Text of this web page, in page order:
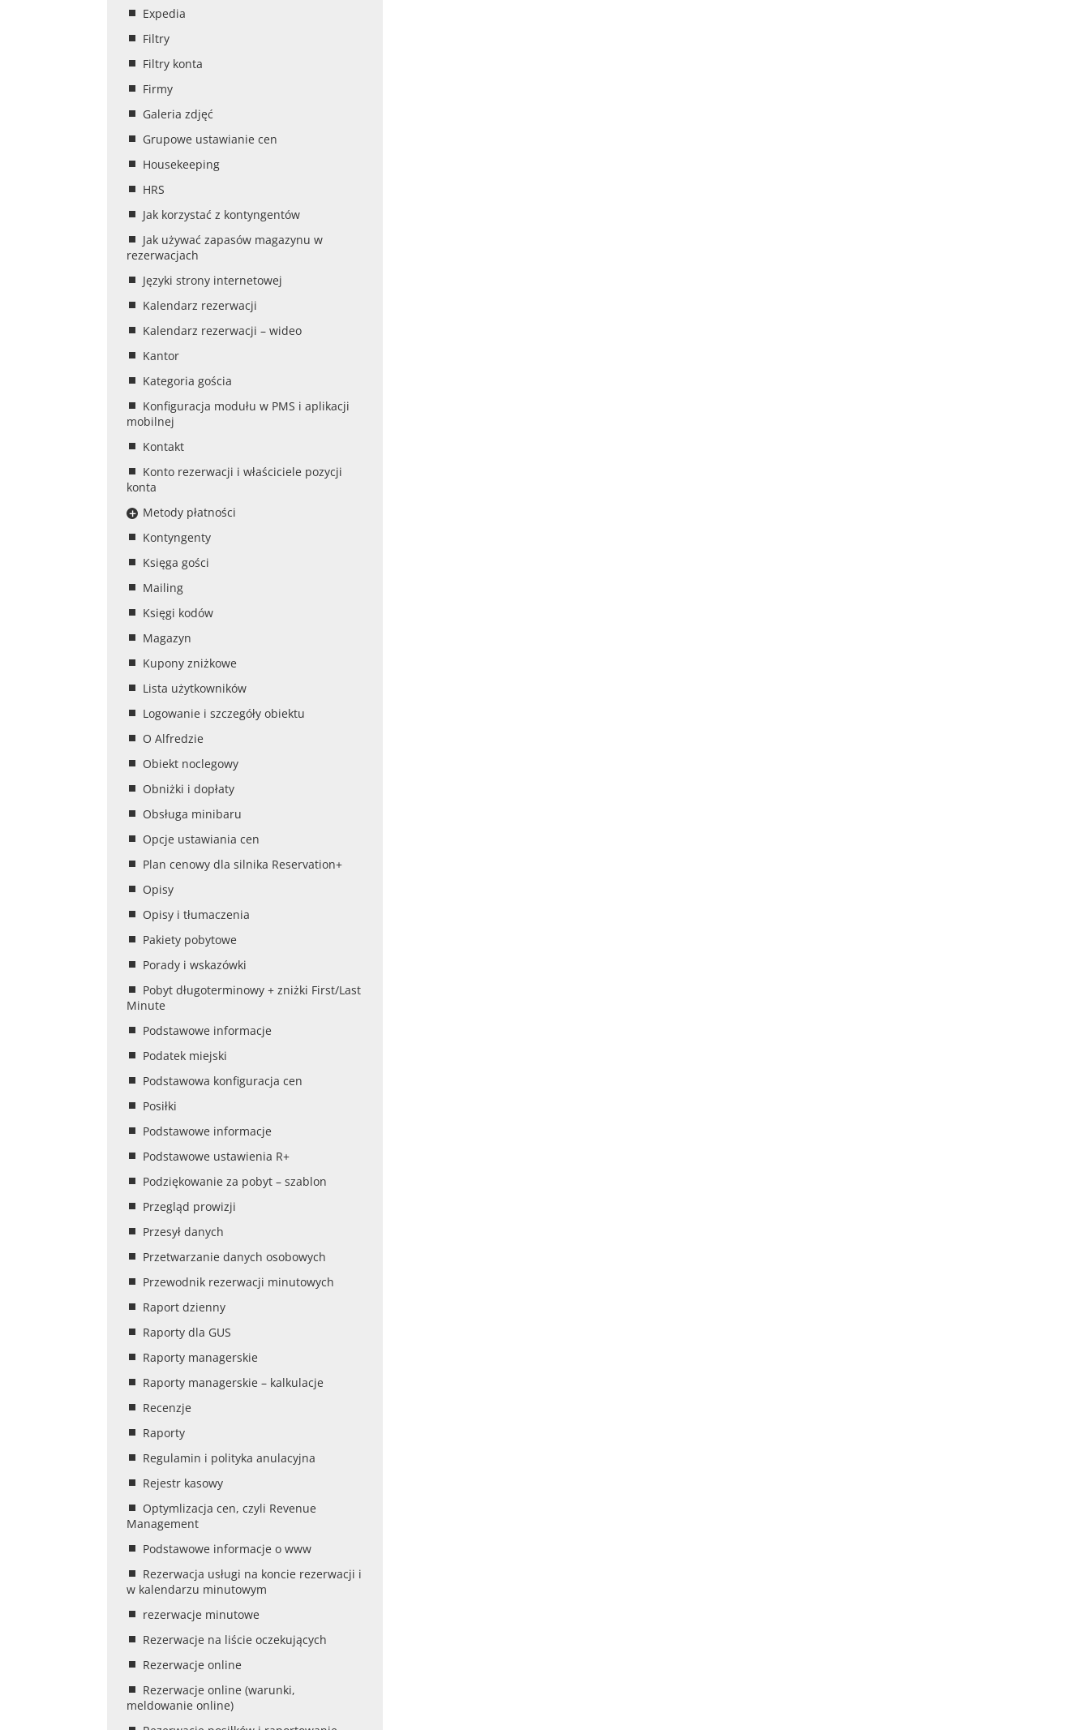
Expedia
Filtry
Filtry konta
Firmy
Galeria zdjęć
Grupowe ustawianie cen
Housekeeping
HRS
Jak korzystać z kontyngentów
Jak używać zapasów magazynu w
rezerwacjach
Języki strony internetowej
Kalendarz rezerwacji
Kalendarz rezerwacji – wideo
Kantor
Kategoria gościa
Konfiguracja modułu w PMS i aplikacji
mobilnej
Kontakt
Konto rezerwacji i właściciele pozycji
konta
Metody płatności
Kontyngenty
Księga gości
Mailing
Księgi kodów
Magazyn
Kupony zniżkowe
Lista użytkowników
Logowanie i szczegóły obiektu
O Alfredzie
Obiekt noclegowy
Obniżki i dopłaty
Obsługa minibaru
Opcje ustawiania cen
Plan cenowy dla silnika Reservation+
Opisy
Opisy i tłumaczenia
Pakiety pobytowe
Porady i wskazówki
Pobyt długoterminowy + zniżki First/Last
Minute
Podstawowe informacje
Podatek miejski
Podstawowa konfiguracja cen
Posiłki
Podstawowe informacje
Podstawowe ustawienia R+
Podziękowanie za pobyt – szablon
Przegląd prowizji
Przesył danych
Przetwarzanie danych osobowych
Przewodnik rezerwacji minutowych
Raport dzienny
Raporty dla GUS
Raporty managerskie
Raporty managerskie – kalkulacje
Recenzje
Raporty
Regulamin i polityka anulacyjna
Rejestr kasowy
Optymlizacja cen, czyli Revenue
Management
Podstawowe informacje o www
Rezerwacja usługi na koncie rezerwacji i
w kalendarzu minutowym
rezerwacje minutowe
Rezerwacje na liście oczekujących
Rezerwacje online
Rezerwacje online (warunki,
meldowanie online)